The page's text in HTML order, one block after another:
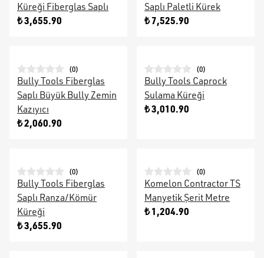
Küreği Fiberglas Saplı
₺ 3,655.90
Saplı Paletli Kürek
₺ 7,525.90
(0)
Bully Tools Fiberglas
Saplı Büyük Bully Zemin
Kazıyıcı
₺ 2,060.90
(0)
Bully Tools Caprock
Sulama Küreği
₺ 3,010.90
(0)
Bully Tools Fiberglas
Saplı Ranza/Kömür
Küreği
₺ 3,655.90
(0)
Komelon Contractor TS
Manyetik Şerit Metre
₺ 1,204.90